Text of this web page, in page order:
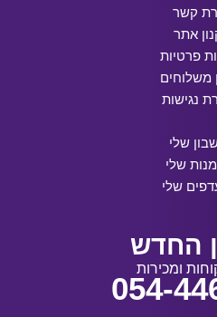
קשר
אתר
פרטיות
משלוחים
נגישות
שלי
שלי
שלי
החדש
ומכירות
054-